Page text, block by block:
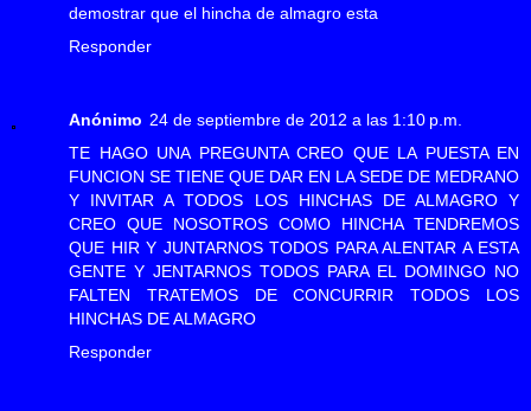
demostrar que el hincha de almagro esta
Responder
Anónimo 24 de septiembre de 2012 a las 1:10 p.m.
TE HAGO UNA PREGUNTA CREO QUE LA PUESTA EN
FUNCION SE TIENE QUE DAR EN LA SEDE DE MEDRANO
Y INVITAR A TODOS LOS HINCHAS DE ALMAGRO Y
CREO QUE NOSOTROS COMO HINCHA TENDREMOS
QUE HIR Y JUNTARNOS TODOS PARA ALENTAR A ESTA
GENTE Y JENTARNOS TODOS PARA EL DOMINGO NO
FALTEN TRATEMOS DE CONCURRIR TODOS LOS
HINCHAS DE ALMAGRO
Responder